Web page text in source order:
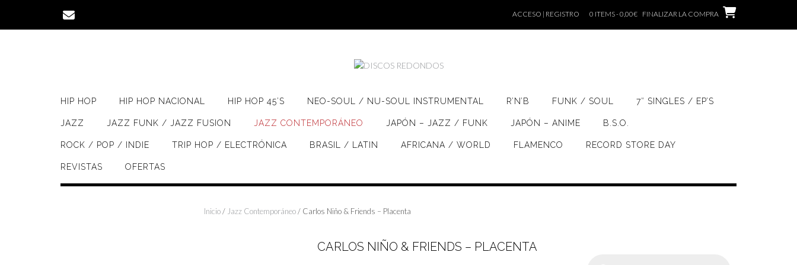
contenido
ACCESO | REGISTRO 0 ITEMS - 0,00€ FINALIZAR LA COMPRA
HIP HOP HIP HOP NACIONAL HIP HOP 45’S NEO-SOUL / NU-SOUL INSTRUMENTAL R’N’B FUNK / SOUL 7″ SINGLES / EP’S
JAZZ JAZZ FUNK / JAZZ FUSION JAZZ CONTEMPORÁNEO JAPÓN – JAZZ / FUNK JAPÓN – ANIME B.S.O.
ROCK / POP / INDIE TRIP HOP / ELECTRÓNICA BRASIL / LATIN AFRICANA / WORLD FLAMENCO RECORD STORE DAY
REVISTAS OFERTAS
Inicio/ Jazz Contemporáneo/ Carlos Niño & Friends – Placenta
CARLOS NIÑO & FRIENDS – PLACENTA